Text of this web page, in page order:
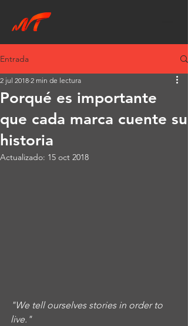
Entrada
Porqué es importante
que cada marca cuente su
historia
2 jul 2018 2 min de lectura
Actualizado: 15 oct 2018
"We tell ourselves stories in order to
live."